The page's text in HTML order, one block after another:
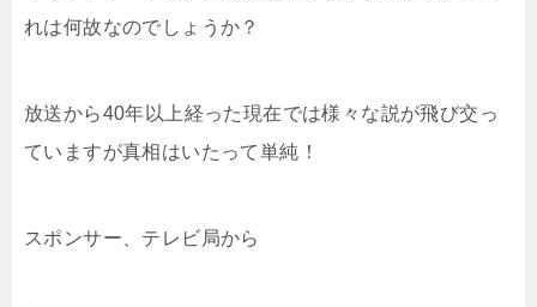
れは何故なのでしょうか？
放送から40年以上経った現在では様々な説が飛び交っ
ていますが真相はいたって単純！
スポンサー、テレビ局から